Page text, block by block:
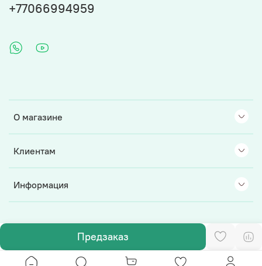
Предзаказ
О магазине
Клиентам
Информация
+77066994959